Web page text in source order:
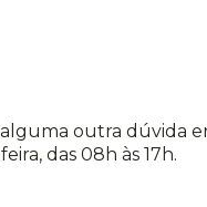
outra dúvida
das 08h às 17h.